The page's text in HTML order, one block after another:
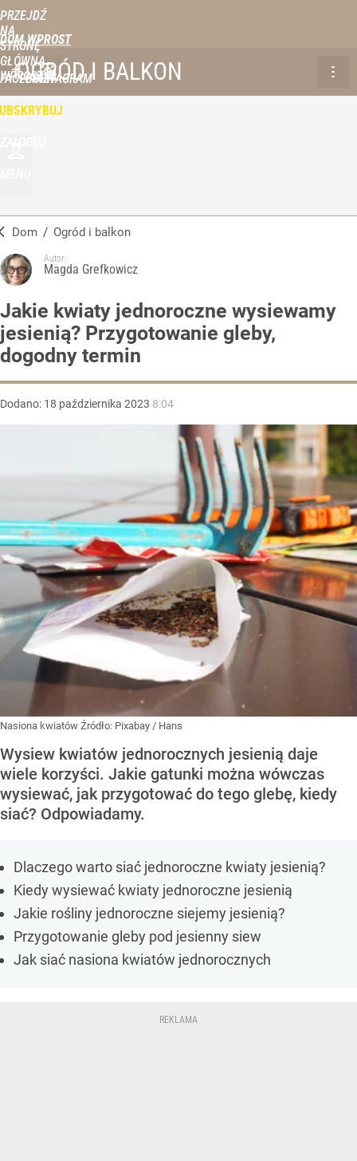
PRZEJDŹ
NA
STRONĘ
GŁÓWNĄ
WPROST.PL
DOM WPROST
FACEBOOKINSTAGRAM
OGRÓD I BALKON
Dom / Ogród i balkon
Autor:
Magda Grefkowicz
Jakie kwiaty jednoroczne wysiewamy
jesienią? Przygotowanie gleby,
dogodny termin
Dodano: 18 października 2023 8:04
Nasiona kwiatów Źródło: Pixabay / Hans
Wysiew kwiatów jednorocznych jesienią daje
wiele korzyści. Jakie gatunki można wówczas
wysiewać, jak przygotować do tego glebę, kiedy
siać? Odpowiadamy.
Dlaczego warto siać jednoroczne kwiaty jesienią?
Kiedy wysiewać kwiaty jednoroczne jesienią
Jakie rośliny jednoroczne siejemy jesienią?
Przygotowanie gleby pod jesienny siew
Jak siać nasiona kwiatów jednorocznych